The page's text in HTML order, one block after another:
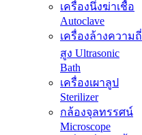
เครื่องนึ่งฆ่าเชื้อ
Autoclave
เครื่องล้างความถี่
สูง Ultrasonic
Bath
เครื่องเผาลูป
Sterilizer
กล้องจุลทรรศน์
Microscope